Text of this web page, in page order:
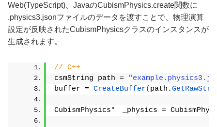
Web(TypeScript)、JavaのCubismPhysics.create関数に
.physics3.jsonファイルのデータを渡すことで、物理演算
設定が反映されたCubismPhysicsクラスのインスタンスが
生成されます。
// C++
csmString path =
buffer = CreateBuffer( path.
CubismPhysics*　_physics =